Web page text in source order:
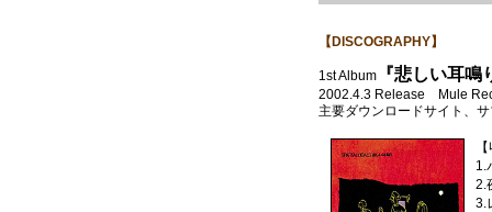
【DISCOGRAPHY】
1st Album 『悲しい耳鳴
2002.4.3 Release Mule
主要ダウンロードサイト、
1.
2.
3.